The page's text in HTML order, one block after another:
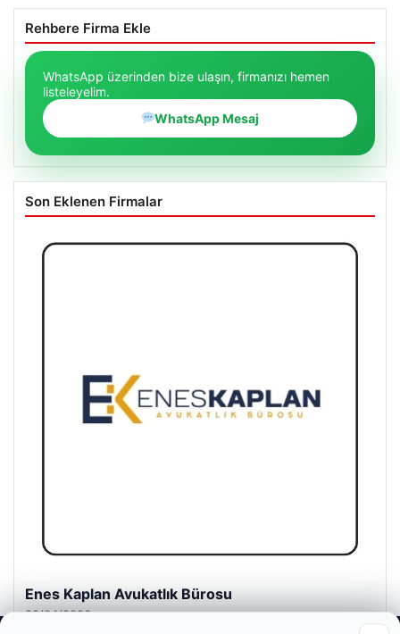
Rehbere Firma Ekle
WhatsApp üzerinden bize ulaşın, firmanızı hemen
listeleyelim.
WhatsApp Mesaj
Son Eklenen Firmalar
Enes Kaplan Avukatlık Bürosu
28/04/2026